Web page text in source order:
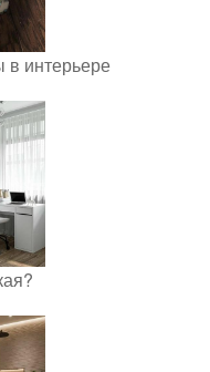
в интерьере